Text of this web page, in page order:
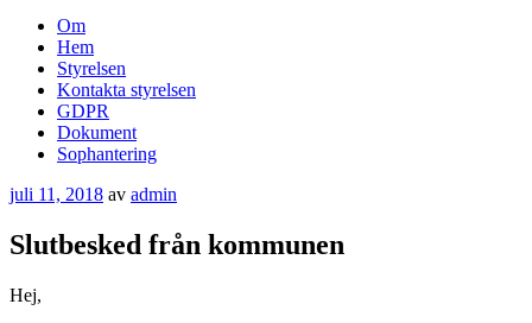
Om
Hem
Styrelsen
Kontakta styrelsen
GDPR
Dokument
Sophantering
Publicerat
juli 11, 2018 av admin
Slutbesked från kommunen
Hej,